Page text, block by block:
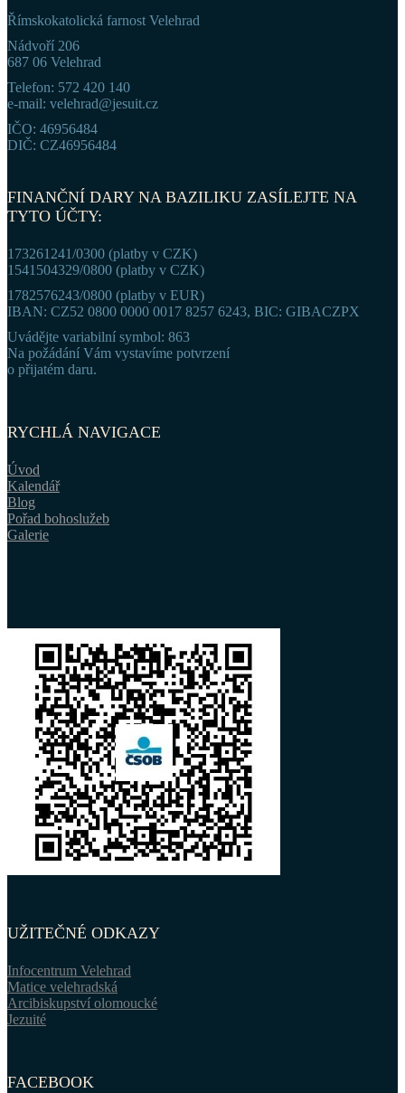
Římskokatolická farnost Velehrad
Nádvoří 206
687 06 Velehrad
Telefon: 572 420 140
e-mail: velehrad@jesuit.cz
IČO: 46956484
DIČ: CZ46956484
FINANČNÍ DARY NA BAZILIKU ZASÍLEJTE NA
TYTO ÚČTY:
173261241/0300 (platby v CZK)
1541504329/0800 (platby v CZK)
1782576243/0800 (platby v EUR)
IBAN: CZ52 0800 0000 0017 8257 6243, BIC: GIBACZPX
Uvádějte variabilní symbol: 863
Na požádání Vám vystavíme potvrzení
o přijatém daru.
RYCHLÁ NAVIGACE
Úvod
Kalendář
Blog
Pořad bohoslužeb
Galerie
UŽITEČNÉ ODKAZY
Infocentrum Velehrad
Matice velehradská
Arcibiskupství olomoucké
Jezuité
FACEBOOK